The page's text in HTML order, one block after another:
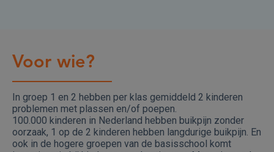
Voor wie?
In groep 1 en 2 hebben per klas gemiddeld 2 kinderen
problemen met plassen en/of poepen.
100.000 kinderen in Nederland hebben buikpijn zonder
oorzaak, 1 op de 2 kinderen hebben langdurige buikpijn. En
ook in de hogere groepen van de basisschool komt